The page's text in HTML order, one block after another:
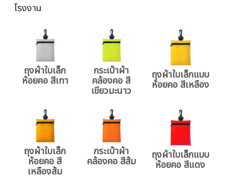
โรงงาน
ถุงผ้าใบเล็ก
ห้อยคอ สีเทา
กระเป๋าผ้า
คล้องคอ สี
เขียวมะนาว
ถุงผ้าใบเล็กแบบ
ห้อยคอ สีเหลือง
ถุงผ้าใบเล็ก
ห้อยคอ สี
เหลืองส้ม
กระเป๋าผ้า
คล้องคอ สีส้ม ถุงผ้าใบเล็กแบบ
ห้อยคอ สีแดง